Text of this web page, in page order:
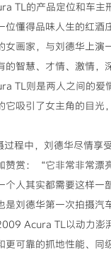
TL的产品定位和车主
位懂得品味人生的红酒
女画家，与刘德华上演
的智慧、才情、激情，
TL则是两人之间的爱
它吸引了女主角的目光
程中，刘德华尽情享受
赞赏：“它非常非常漂
个人其实都需要这样一
刘德华第一次拍摄汽
Acura TL以动力澎
更可靠的抓地性能、同